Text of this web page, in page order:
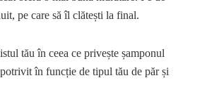
pe care să îl clătești la final.
tău în ceea ce privește șamponul
în funcție de tipul tău de păr și